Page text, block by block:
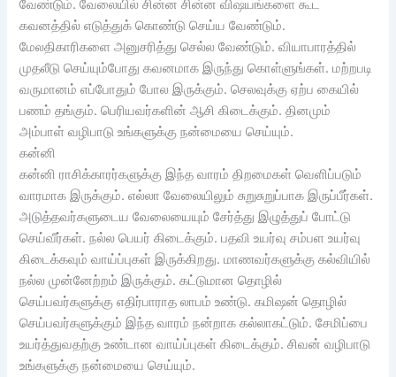
வேண்டும். வேலையில் சின்ன சின்ன விஷயங்களை கூட
கவனத்தில் எடுத்துக் கொண்டு செய்ய வேண்டும்.
மேலதிகாரிகளை அனுசரித்து செல்ல வேண்டும். வியாபாரத்தில்
முதலீடு செய்யும்போது கவனமாக இருந்து கொள்ளுங்கள். மற்றபடி
வருமானம் எப்போதும் போல இருக்கும். செலவுக்கு ஏற்ப கையில்
பணம் தங்கும். பெரியவர்களின் ஆசி கிடைக்கும். தினமும்
அம்பாள் வழிபாடு உங்களுக்கு நன்மையை செய்யும்.
கன்னி
கன்னி ராசிக்காரர்களுக்கு இந்த வாரம் திறமைகள் வெளிப்படும்
வாரமாக இருக்கும். எல்லா வேலையிலும் சுறுசுறுப்பாக இருப்பீர்கள்.
அடுத்தவர்களுடைய வேலையையும் சேர்த்து இழுத்துப் போட்டு
செய்வீர்கள். நல்ல பெயர் கிடைக்கும். பதவி உயர்வு சம்பள உயர்வு
கிடைக்கவும் வாய்ப்புகள் இருக்கிறது. மாணவர்களுக்கு கல்வியில்
நல்ல முன்னேற்றம் இருக்கும். கட்டுமான தொழில்
செய்பவர்களுக்கு எதிர்பாராத லாபம் உண்டு. கமிஷன் தொழில்
செய்பவர்களுக்கும் இந்த வாரம் நன்றாக கல்லாகட்டும். சேமிப்பை
உயர்த்துவதற்கு உண்டான வாய்ப்புகள் கிடைக்கும். சிவன் வழிபாடு
உங்களுக்கு நன்மையை செய்யும்.